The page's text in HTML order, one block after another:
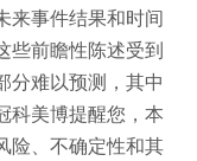
来事件结果和时间
些前瞻性陈述受到
分难以预测，其中
科美博提醒您，本
险、不确定性和其